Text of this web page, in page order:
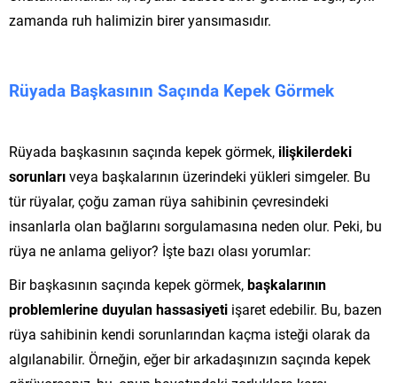
zamanda ruh halimizin birer yansımasıdır.
Rüyada Başkasının Saçında Kepek Görmek
Rüyada başkasının saçında kepek görmek, ilişkilerdeki
sorunlarıveya başkalarının üzerindeki yükleri simgeler. Bu
tür rüyalar, çoğu zaman rüya sahibinin çevresindeki
insanlarla olan bağlarını sorgulamasına neden olur. Peki, bu
rüya ne anlama geliyor? İşte bazı olası yorumlar:
Bir başkasının saçında kepek görmek,başkalarının
problemlerine duyulan hassasiyeti işaret edebilir. Bu, bazen
rüya sahibinin kendi sorunlarından kaçma isteği olarak da
algılanabilir. Örneğin, eğer bir arkadaşınızın saçında kepek